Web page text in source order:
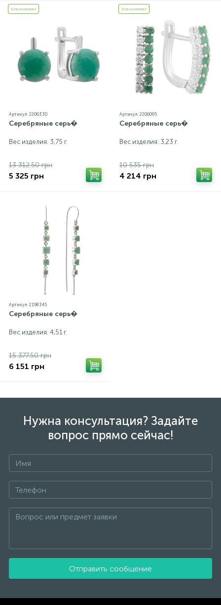
Есть комплект
Артикул: 2206330
Серебряные серь�
Вес изделия: 3,75 г.
13 312.50 грн
5 325 грн
Есть комплект
Артикул: 2206095
Серебряные серь�
Вес изделия: 3,23 г.
10 535 грн
4 214 грн
Артикул: 2198345
Серебряные серь�
Вес изделия: 4,51 г.
15 377.50 грн
6 151 грн
Нужна консультация? Задайте
вопрос прямо сейчас!
Отправить сообщение